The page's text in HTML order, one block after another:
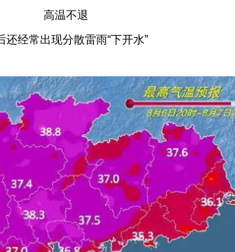
高温不退
还经常出现分散雷雨“下开水”